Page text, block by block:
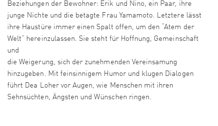
Beziehungen der Bewohner: Erik und Nino, ein Paar, ihre
junge Nichte und die betagte Frau Yamamoto. Letztere lässt
ihre Haustüre immer einen Spalt offen, um den “Atem der
Welt” hereinzulassen. Sie steht für Hoffnung, Gemeinschaft
und
die Weigerung, sich der zunehmenden Vereinsamung
hinzugeben. Mit feinsinnigem Humor und klugen Dialogen
führt Dea Loher vor Augen, wie Menschen mit ihren
Sehnsüchten, Ängsten und Wünschen ringen.